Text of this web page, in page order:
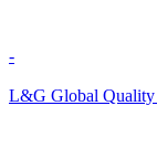
-
L&G Global